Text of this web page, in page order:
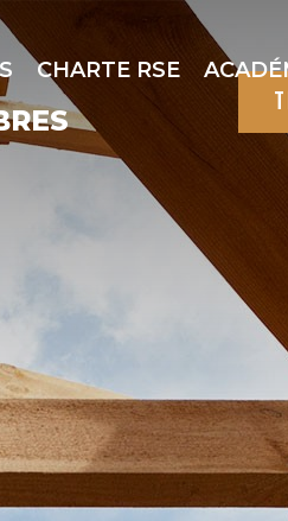
CHARTE RSE